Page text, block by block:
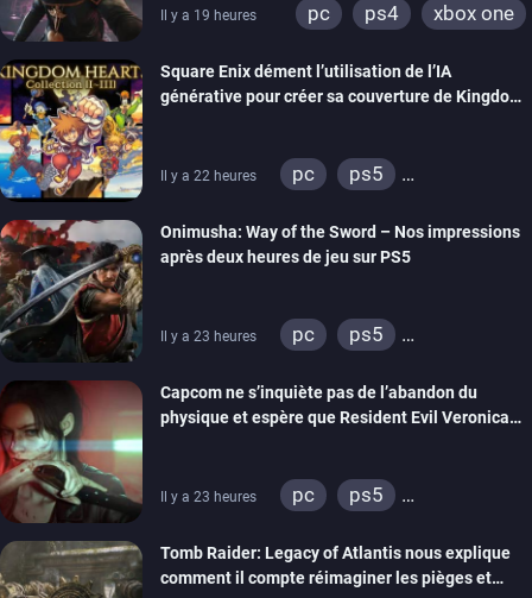
Il y a 19 heures pc ps4 xbox one
Square Enix dément l’utilisation de l’IA
générative pour créer sa couverture de Kingdom
Il y a 22 heures pc
ps5
Onimusha: Way of the Sword – Nos impressions
après deux heures de jeu sur PS5
Il y a 23 heures pc
ps5
Capcom ne s’inquiète pas de l’abandon du
physique et espère que Resident Evil Veronica
Il y a 23 heures pc
ps5
Tomb Raider: Legacy of Atlantis nous explique
comment il compte réimaginer les pièges et